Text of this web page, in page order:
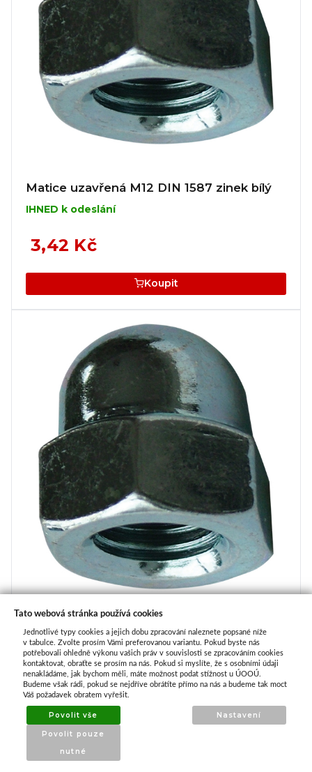
Matice uzavřená M12 DIN 1587 zinek bílý
IHNED k odeslání
3,42 Kč
Koupit
Matice uzavřená M10 DIN 1587 zinek bílý
IHNED k odeslání
2,25 Kč
Tato webová stránka používá cookies
Jednotlivé typy cookies a jejich dobu zpracování naleznete popsané níže
v tabulce. Zvolte prosím Vámi preferovanou variantu. Pokud byste nás
potřebovali ohledně výkonu vašich práv v souvislosti se zpracováním cookies
kontaktovat, obraťte se prosím na nás. Pokud si myslíte, že s osobními údaji
nenakládáme, jak bychom měli, máte možnost podat stížnost u ÚOOÚ.
Budeme však rádi, pokud se nejdříve obrátíte přímo na nás a budeme tak moct
Váš požadavek obratem vyřešit.
Povolit vše
Povolit pouze
nutné
Nastavení